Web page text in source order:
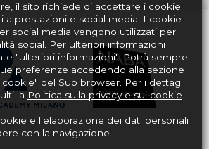
il sito richiede di accettare i cookie
a prestazioni e social media. I cookie
social media vengono utilizzati per
social. Per ulteriori informazioni
"ulteriori informazioni". Potrà sempre
preferenze accedendo alla sezione
del Suo browser. Per i dettagli
la Politica sulla privacy e sui cookie.
e l'elaborazione dei dati personali
con la navigazione.